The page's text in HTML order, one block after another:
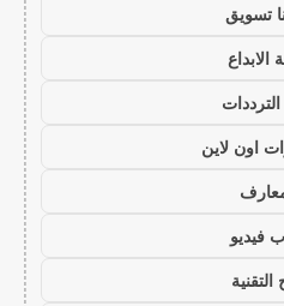
تسويق
الابداع
اون لاين
فيديو